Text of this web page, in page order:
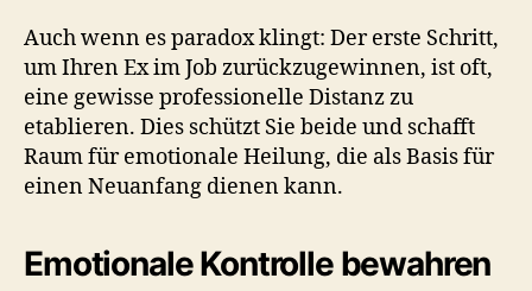
Auch wenn es paradox klingt: Der erste Schritt,
um Ihren Ex im Job zurückzugewinnen, ist oft,
eine gewisse professionelle Distanz zu
etablieren. Dies schützt Sie beide und schafft
Raum für emotionale Heilung, die als Basis für
einen Neuanfang dienen kann.
Emotionale Kontrolle bewahren